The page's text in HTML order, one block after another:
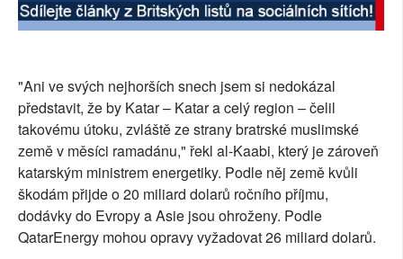
"Ani ve svých nejhorších snech jsem si nedokázal
představit, že by Katar – Katar a celý region – čelil
takovému útoku, zvláště ze strany bratrské muslimské
země v měsíci ramadánu," řekl al-Kaabi, který je zároveň
katarským ministrem energetiky. Podle něj země kvůli
škodám přijde o 20 miliard dolarů ročního příjmu,
dodávky do Evropy a Asie jsou ohroženy. Podle
QatarEnergy mohou opravy vyžadovat 26 miliard dolarů.